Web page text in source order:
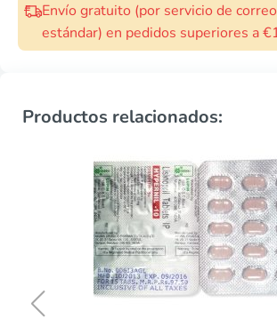
Envío gratuito (por servicio de
estándar) en pedidos superiores a
Productos relacionados: